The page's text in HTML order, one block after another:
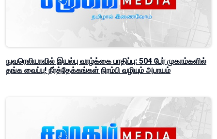
நுவரெலியாவில் இயல்பு வாழ்க்கை பாதிப்பு: 504 பேர் முகாம்களில்
தங்க வைப்பு! நீர்த்தேக்கங்கள் நிரம்பி வழியும் அபாயம்